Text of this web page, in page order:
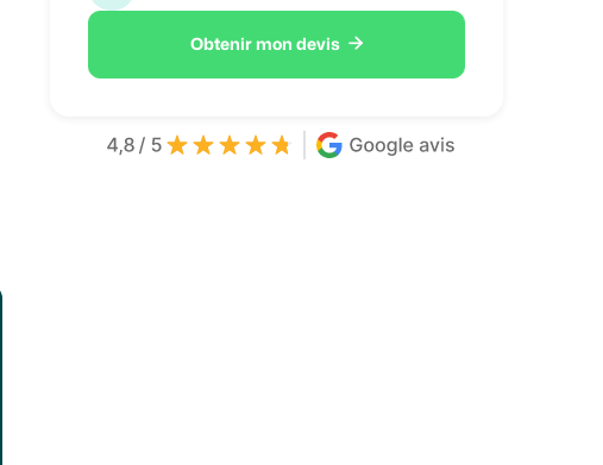
Obtenir mon devis 